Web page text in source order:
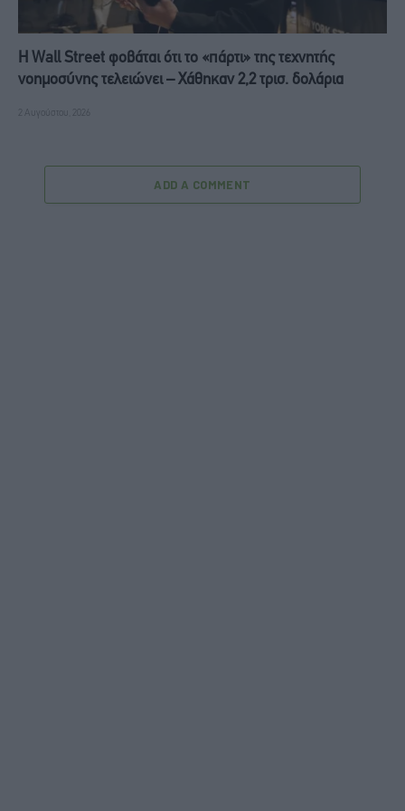
Η Wall Street φοβάται ότι το «πάρτι» της τεχνητής
νοημοσύνης τελειώνει – Χάθηκαν 2,2 τρισ. δολάρια
2 Αυγούστου, 2026
ADD A COMMENT